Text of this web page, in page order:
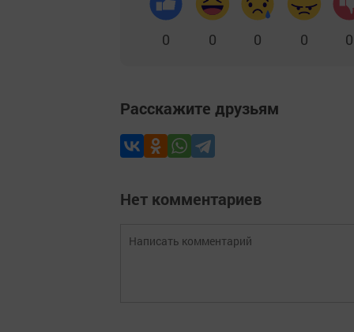
0 0 0 0 0
Расскажите друзьям
Нет комментариев